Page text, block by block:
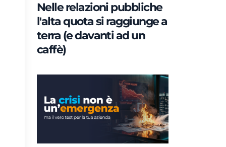
Nelle relazioni pubbliche
l'alta quota si raggiunge a
terra (e davanti ad un
caffè)